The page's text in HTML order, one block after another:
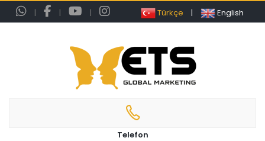
| | | Türkçe | English
Telefon